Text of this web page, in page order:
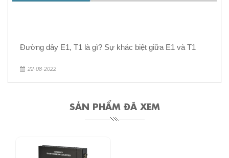
Đường dây E1, T1 là gì? Sự khác biệt giữa E1 và T1
22-08-2022
SẢN PHẨM ĐÃ XEM